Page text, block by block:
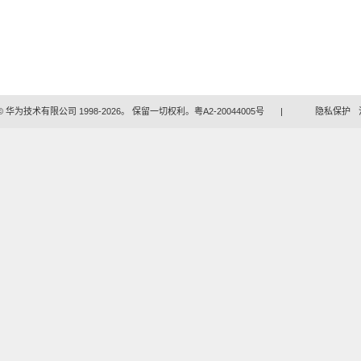
华为技术有限公司 1998-2026。 保留一切权利。粤A2-20044005号 | 隐私保护